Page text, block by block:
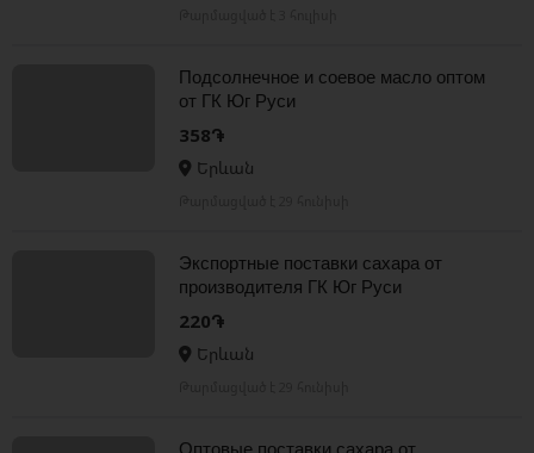
Подсолнечное и соевое масло оптом
от ГК Юг Руси
358֏
Երևան
Экспортные поcтавки сахара от
производителя ГК Юг Руси
220֏
Երևան
Оптовые поставки сахара от